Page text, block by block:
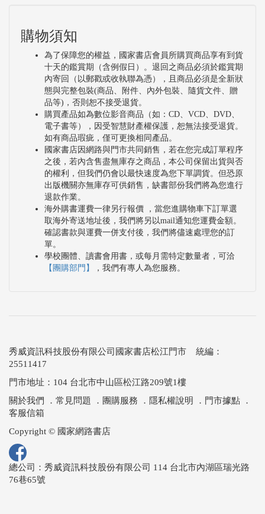
購物須知
為了保障您的權益，國家書店會員所購買商品享有到貨
十天的鑑賞期（含例假日）。退回之商品必須於鑑賞期
內寄回（以郵戳或收執聯為憑），且商品必須是全新狀
態與完整包裝(商品、附件、內外包裝、隨貨文件、贈
品等)，否則恕不接受退貨。
購買產品如為數位影音商品（如：CD、VCD、DVD、
電子書等），因受智慧財產權保護，恕無法接受退貨。
如有商品瑕疵，僅可更換相同產品。
國家書店因網路與門市共同銷售，若在您完成訂單程序
之後，若內含售盡無庫存之商品，本公司保留出貨與否
的權利，但我們仍會以最快速度為您下單調貨。但恐原
出版機關亦無庫存可供銷售，缺書部份我們將為您進行
退款作業。
海外購書運費一律另行報價 ，當您進購物車下訂單選
取海外寄送地址後，我們將另以mail通知您運費金額。
確認書款與運費一併支付後，我們將儘速處理您的訂
單。
學校團體、讀書會用書，或每月需特定數量者，可洽
【團購部門】
，我們有專人為您服務。
秀威資訊科技股份有限公司國家書店松江門市 統編：
25511417
門市地址：104 台北市中山區松江路209號1樓
關於我們
． 常見問題 ． 團購服務 ． 隱私權說明 ． 門市據點 ．
客服信箱
Copyright © 國家網路書店
總公司：秀威資訊科技股份有限公司 114 台北市內湖區瑞光路
76巷65號